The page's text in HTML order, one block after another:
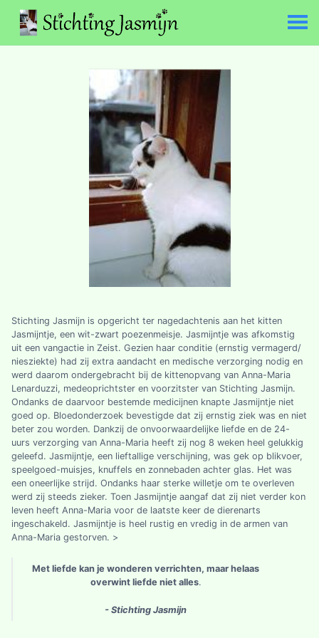
Stichting Jasmijn is opgericht ter nagedachtenis aan het kitten
Jasmijntje, een wit-zwart poezenmeisje. Jasmijntje was afkomstig
uit een vangactie in Zeist. Gezien haar conditie (ernstig vermagerd/
niesziekte) had zij extra aandacht en medische verzorging nodig en
werd daarom ondergebracht bij de kittenopvang van Anna-Maria
Lenarduzzi, medeoprichtster en voorzitster van Stichting Jasmijn.
Ondanks de daarvoor bestemde medicijnen knapte Jasmijntje niet
goed op. Bloedonderzoek bevestigde dat zij ernstig ziek was en niet
beter zou worden. Dankzij de onvoorwaardelijke liefde en de 24-
uurs verzorging van Anna-Maria heeft zij nog 8 weken heel gelukkig
geleefd. Jasmijntje, een lieftallige verschijning, was gek op blikvoer,
speelgoed-muisjes, knuffels en zonnebaden achter glas. Het was
een oneerlijke strijd. Ondanks haar sterke willetje om te overleven
werd zij steeds zieker. Toen Jasmijntje aangaf dat zij niet verder kon
leven heeft Anna-Maria voor de laatste keer de dierenarts
ingeschakeld. Jasmijntje is heel rustig en vredig in de armen van
Anna-Maria gestorven. >
Met liefde kan je wonderen verrichten, maar helaas
overwint liefde niet alles.
- Stichting Jasmijn